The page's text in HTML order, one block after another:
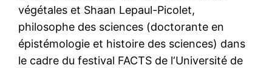
végétales et Shaan Lepaul-Picolet,
philosophe des sciences (doctorante en
épistémologie et histoire des sciences) dans
le cadre du festival FACTS de l‘Université de